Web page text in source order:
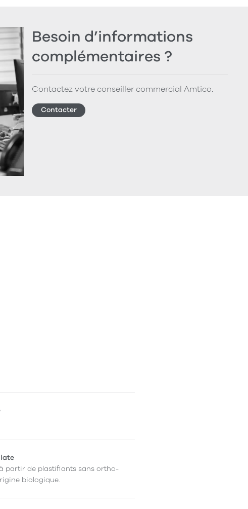
Besoin d’informations
complémentaires ?
Contactez votre conseiller commercial Amtico.
Contacter
partir de plastifiants sans ortho-
biologique.